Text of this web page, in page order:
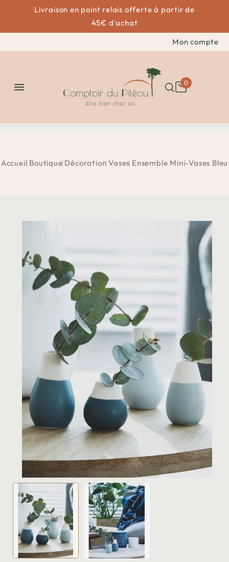
Livraison en point relais offerte à partir de
45€ d'achat
Mon compte
 0
Accueil Boutique Décoration Vases Ensemble Mini-Vases Bleu